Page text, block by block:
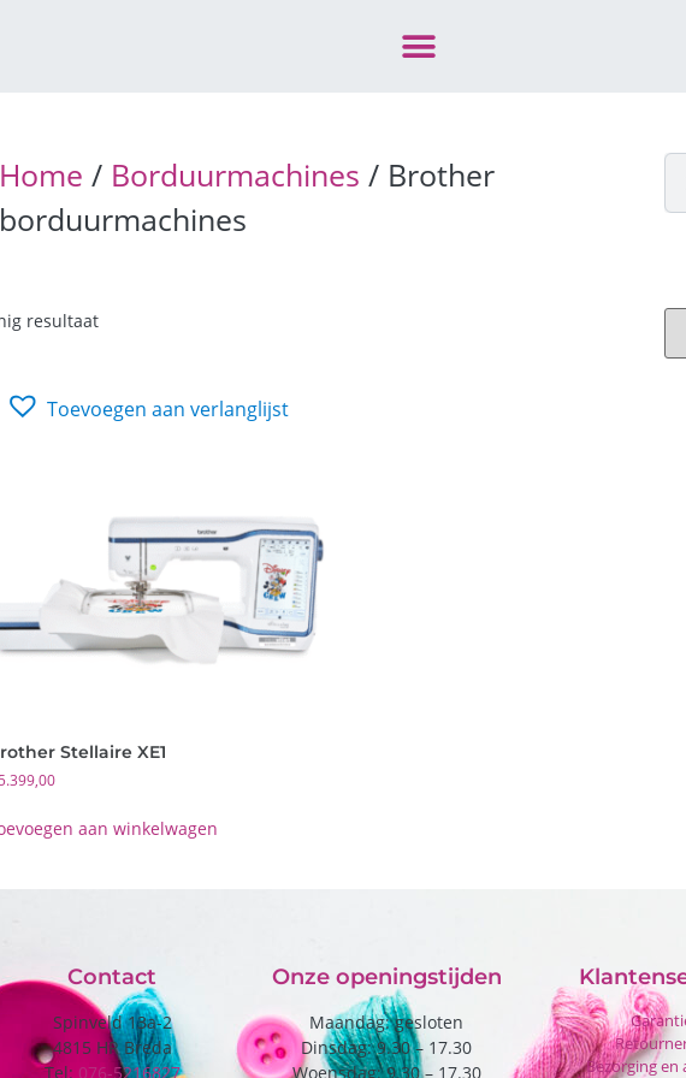
Home / Borduurmachines / Brother
borduurmachines
resultaat
Toevoegen aan verlanglijst
Stellaire XE1
aan winkelwagen
Contact
Spinveld 13a-2
4815 HR Breda
Tel: 076-5216827
Onze openingstijden
Maandag: gesloten
Dinsdag: 9.30 – 17.30
Woensdag: 9.30 – 17.30
Bezorging en